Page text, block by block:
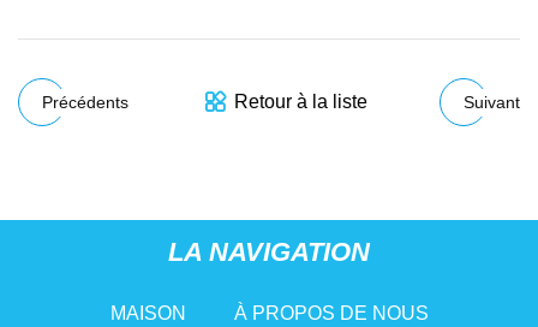
Précédents Retour à la liste Suivant
LA NAVIGATION
MAISON À PROPOS DE NOUS